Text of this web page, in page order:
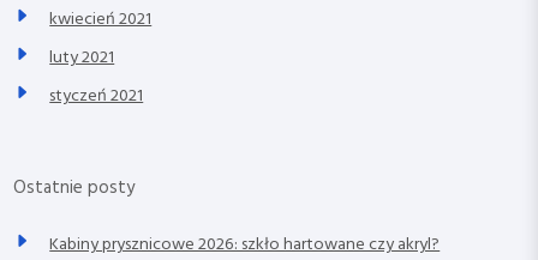
kwiecień 2021
luty 2021
styczeń 2021
Ostatnie posty
Kabiny prysznicowe 2026: szkło hartowane czy akryl?